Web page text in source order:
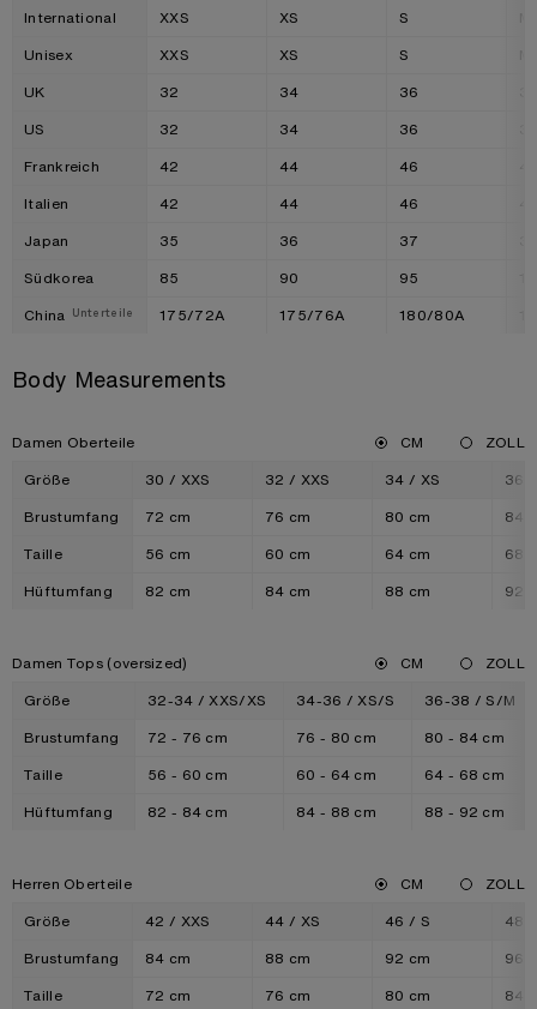
International XXS XS S
Unisex
XXS XS S
UK
32 34 36
US
32 34 36
Frankreich
42 44 46
Italien
42 44 46
Japan
35 36 37
Südkorea
85 90 95
China Unterteile 175/72A 175/76A 180/80A
Body Measurements
Damen Oberteile CM
ZOLL
Größe
30 / XXS 32 / XXS 34 / XS
36
Brustumfang
72 cm 76 cm 80 cm
84
Taille
56 cm 60 cm 64 cm
68
Hüftumfang
82 cm 84 cm 88 cm 92
Damen Tops (oversized) CM
ZOLL
Größe
32-34 / XXS/XS 34-36 / XS/S
36-38 / S/M
Brustumfang
72 - 76 cm 76 - 80 cm
80 - 84 cm
Taille
56 - 60 cm 60 - 64 cm
64 - 68 cm
Hüftumfang
82 - 84 cm 84 - 88 cm 88 - 92 cm
Herren Oberteile CM
ZOLL
Größe
42 / XXS 44 / XS 46 / S
48
Brustumfang
84 cm 88 cm 92 cm
96
Taille
72 cm 76 cm 80 cm
84